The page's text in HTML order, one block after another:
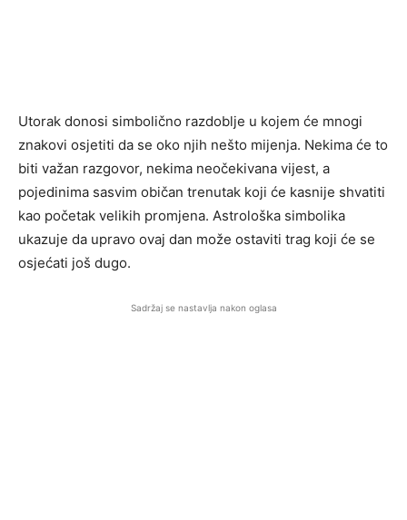
Utorak donosi simbolično razdoblje u kojem će mnogi
znakovi osjetiti da se oko njih nešto mijenja. Nekima će to
biti važan razgovor, nekima neočekivana vijest, a
pojedinima sasvim običan trenutak koji će kasnije shvatiti
kao početak velikih promjena. Astrološka simbolika
ukazuje da upravo ovaj dan može ostaviti trag koji će se
osjećati još dugo.
Sadržaj se nastavlja nakon oglasa